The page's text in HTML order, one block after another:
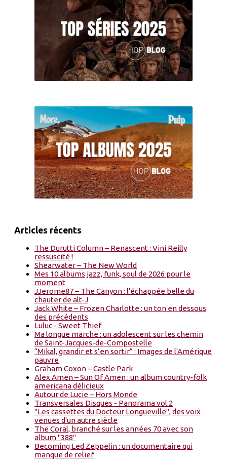
Articles récents
The Durutti Column – Renascent : Vini Reilly
ressuscité !
Shearwater – The New World
Mes 10 albums jazz, funk, soul de 2026 pour le
moment
JJerome87 – The Canyon : l'échappée belle du
chauter de alt-J
Jack White – Frozen Charlotte : un ton en dessous
des précédents
Luluc - Sweet Thief
Ma longue marche : un adolescent sur les chemin
de Saint-Jacques-de-Compostelle
“Mikal, grandir et s’en sortir” : Images de l'Amérique
pauvre
Graham Coxon – Castle Park
Alex Amen – Sun Of Amen : un album country-folk
americana délicieux
Autour de Lucie – Hors Monde
Transversales Disques - Panorama vol.2
"Les cassettes du Docteur Longueville", des voix
venues d'un autre siècle
The Coral, branché sur les années 70 avec son
album "388"
Becoming Led Zeppelin : un documentaire qui
manque de relief